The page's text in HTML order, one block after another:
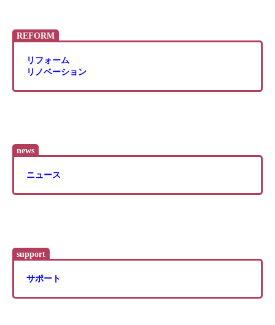
REFORM
リフォーム
リノベーション
news
ニュース
support
サポート